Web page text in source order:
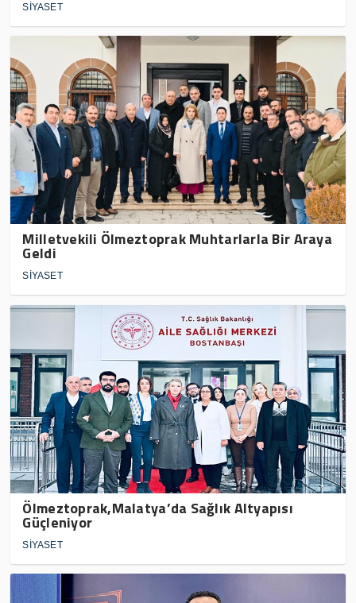
SİYASET
Milletvekili Ölmeztoprak Muhtarlarla Bir Araya
Geldi
SİYASET
Ölmeztoprak,Malatya’da Sağlık Altyapısı
Güçleniyor
SİYASET